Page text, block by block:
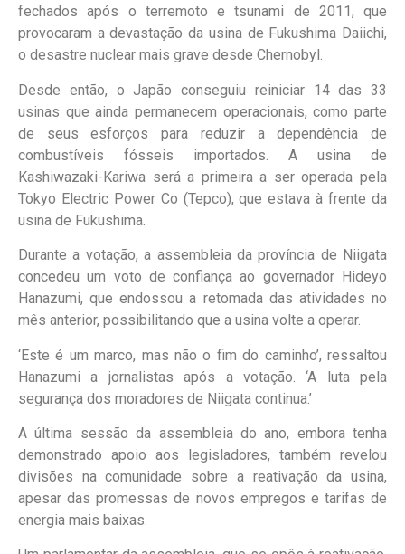
fechados após o terremoto e tsunami de 2011, que
provocaram a devastação da usina de Fukushima Daiichi,
o desastre nuclear mais grave desde Chernobyl.
Desde então, o Japão conseguiu reiniciar 14 das 33
usinas que ainda permanecem operacionais, como parte
de seus esforços para reduzir a dependência de
combustíveis fósseis importados. A usina de
Kashiwazaki-Kariwa será a primeira a ser operada pela
Tokyo Electric Power Co (Tepco), que estava à frente da
usina de Fukushima.
Durante a votação, a assembleia da província de Niigata
concedeu um voto de confiança ao governador Hideyo
Hanazumi, que endossou a retomada das atividades no
mês anterior, possibilitando que a usina volte a operar.
‘Este é um marco, mas não o fim do caminho’, ressaltou
Hanazumi a jornalistas após a votação. ‘A luta pela
segurança dos moradores de Niigata continua.’
A última sessão da assembleia do ano, embora tenha
demonstrado apoio aos legisladores, também revelou
divisões na comunidade sobre a reativação da usina,
apesar das promessas de novos empregos e tarifas de
energia mais baixas.